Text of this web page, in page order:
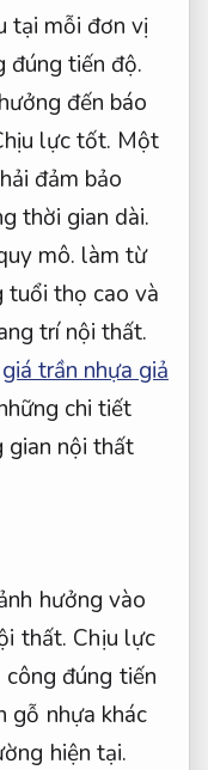
tại mỗi đơn vị
đúng tiến độ.
đến báo
lực tốt. Một
đảm bảo
thời gian dài.
mô. làm từ
tuổi thọ cao và
trí nội thất.
giá trần nhựa giả
chi tiết
gian nội thất
hưởng vào
thất. Chịu lực
công đúng tiến
gỗ nhựa khác
hiện tại.